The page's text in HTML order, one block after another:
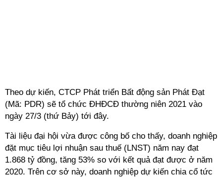
Theo dự kiến, CTCP Phát triển Bất động sản Phát Đạt
(Mã: PDR) sẽ tổ chức ĐHĐCĐ thường niên 2021 vào
ngày 27/3 (thứ Bảy) tới đây.
Tài liệu đại hội vừa được công bố cho thấy, doanh nghiệp
đặt mục tiêu lợi nhuận sau thuế (LNST) năm nay đạt
1.868 tỷ đồng, tăng 53% so với kết quả đạt được ở năm
2020. Trên cơ sở này, doanh nghiệp dự kiến chia cổ tức